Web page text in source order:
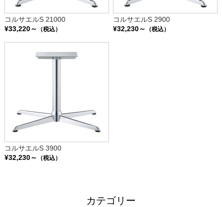
コルサエルS 21000
¥33,220～
（税込）
コルサエルS 2900
¥32,230～
（税込）
コルサエルS 3900
¥32,230～
（税込）
カテゴリー